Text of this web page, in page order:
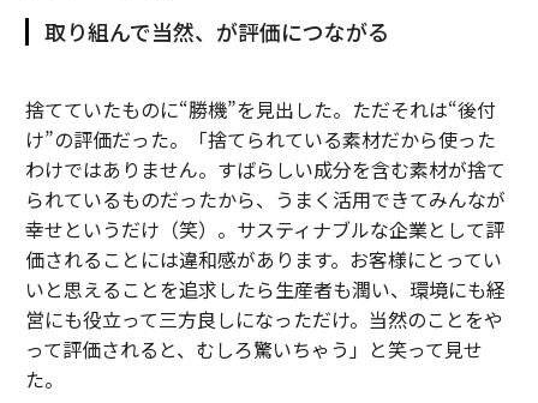
取り組んで当然、が評価につながる
捨てていたものに“勝機”を見出した。ただそれは“後付
け”の評価だった。「捨てられている素材だから使った
わけではありません。すばらしい成分を含む素材が捨て
られているものだったから、うまく活用できてみんなが
幸せというだけ（笑）。サスティナブルな企業として評
価されることには違和感があります。お客様にとってい
いと思えることを追求したら生産者も潤い、環境にも経
営にも役立って三方良しになっただけ。当然のことをや
って評価されると、むしろ驚いちゃう」と笑って見せ
た。